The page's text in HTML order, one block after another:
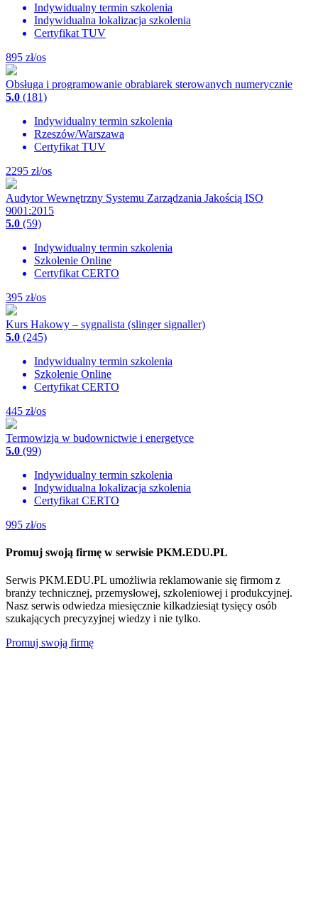
Indywidualny termin szkolenia
Indywidualna lokalizacja szkolenia
Certyfikat TUV
895 zł/os
Obsługa i programowanie obrabiarek sterowanych numerycznie
5.0 (181)
Indywidualny termin szkolenia
Rzeszów/Warszawa
Certyfikat TUV
2295 zł/os
Audytor Wewnętrzny Systemu Zarządzania Jakością ISO
9001:2015
5.0 (59)
Indywidualny termin szkolenia
Szkolenie Online
Certyfikat CERTO
395 zł/os
Kurs Hakowy – sygnalista (slinger signaller)
5.0 (245)
Indywidualny termin szkolenia
Szkolenie Online
Certyfikat CERTO
445 zł/os
Termowizja w budownictwie i energetyce
5.0 (99)
Indywidualny termin szkolenia
Indywidualna lokalizacja szkolenia
Certyfikat CERTO
995 zł/os
Promuj swoją firmę w serwisie PKM.EDU.PL
Serwis PKM.EDU.PL umożliwia reklamowanie się firmom z
branży technicznej, przemysłowej, szkoleniowej i produkcyjnej.
Nasz serwis odwiedza miesięcznie kilkadziesiąt tysięcy osób
szukających precyzyjnej wiedzy i nie tylko.
Promuj swoją firmę